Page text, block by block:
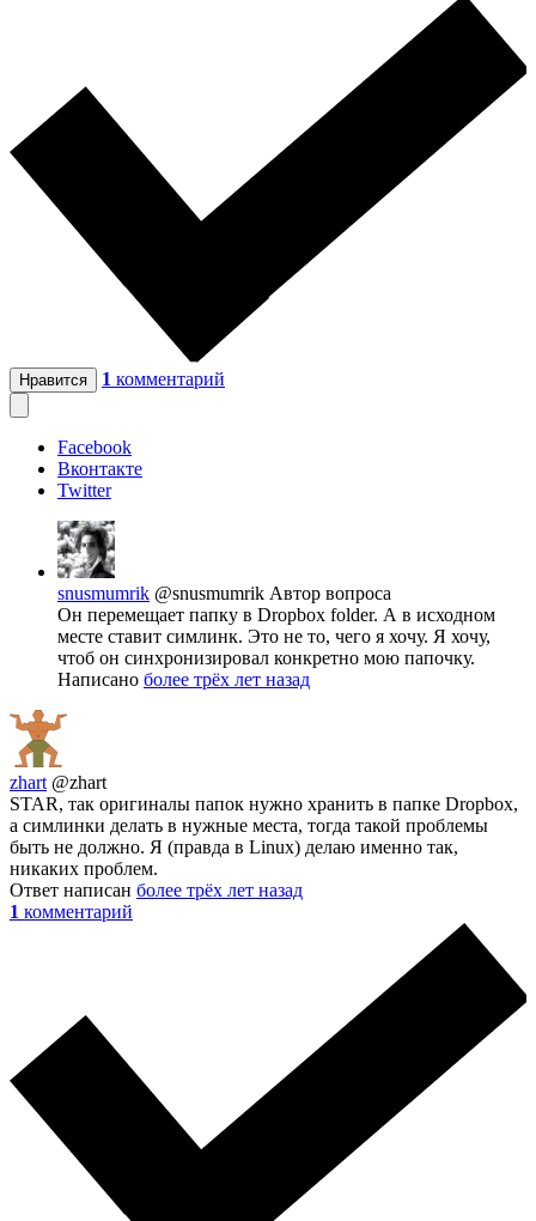
Нравится 1 комментарий
Facebook
Вконтакте
Twitter
snusmumrik @snusmumrik Автор вопроса
Он перемещает папку в Dropbox folder. А в исходном
месте ставит симлинк. Это не то, чего я хочу. Я хочу,
чтоб он синхронизировал конкретно мою папочку.
Написано более трёх лет назад
zhart @zhart
STAR, так оригиналы папок нужно хранить в папке Dropbox,
а симлинки делать в нужные места, тогда такой проблемы
быть не должно. Я (правда в Linux) делаю именно так,
никаких проблем.
Ответ написан более трёх лет назад
1 комментарий